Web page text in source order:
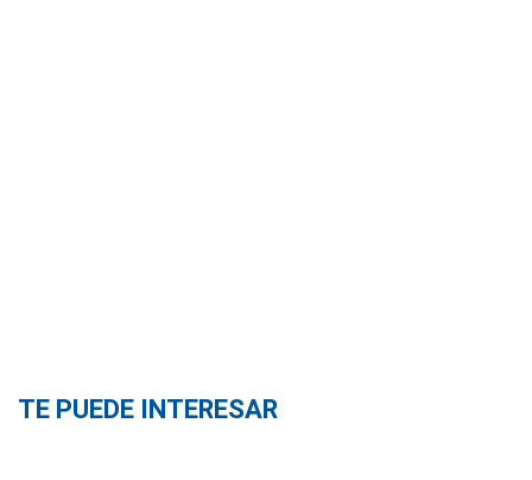
TE PUEDE INTERESAR